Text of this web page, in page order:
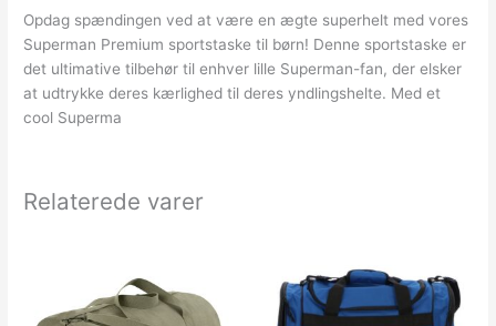
Opdag spændingen ved at være en ægte superhelt med vores
Superman Premium sportstaske til børn! Denne sportstaske er
det ultimative tilbehør til enhver lille Superman-fan, der elsker
at udtrykke deres kærlighed til deres yndlingshelte. Med et
cool Superma
Relaterede varer